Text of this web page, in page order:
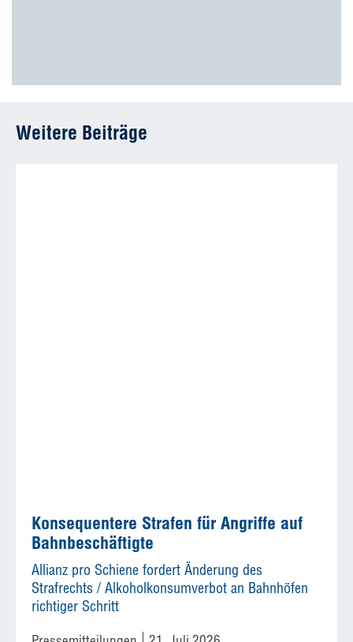
Weitere Beiträge
Konsequentere Strafen für Angriffe auf
Bahnbeschäftigte
Allianz pro Schiene fordert Änderung des
Strafrechts / Alkoholkonsumverbot an Bahnhöfen
richtiger Schritt